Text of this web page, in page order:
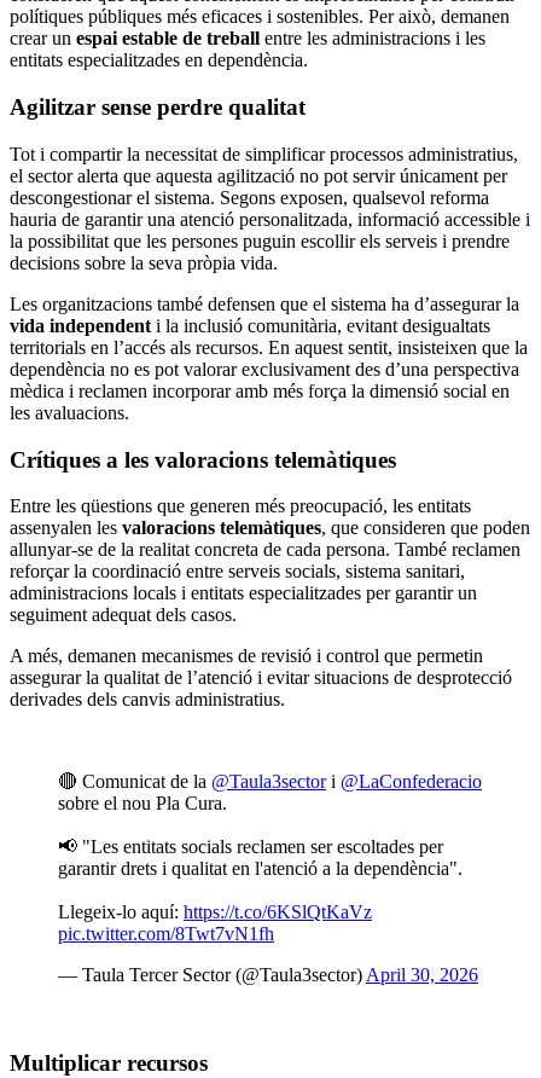
polítiques públiques més eficaces i sostenibles. Per això, demanen
crear un espai estable de treball entre les administracions i les
entitats especialitzades en dependència.
Agilitzar sense perdre qualitat
Tot i compartir la necessitat de simplificar processos administratius,
el sector alerta que aquesta agilització no pot servir únicament per
descongestionar el sistema. Segons exposen, qualsevol reforma
hauria de garantir una atenció personalitzada, informació accessible i
la possibilitat que les persones puguin escollir els serveis i prendre
decisions sobre la seva pròpia vida.
Les organitzacions també defensen que el sistema ha d’assegurar la
vida independent i la inclusió comunitària, evitant desigualtats
territorials en l’accés als recursos. En aquest sentit, insisteixen que la
dependència no es pot valorar exclusivament des d’una perspectiva
mèdica i reclamen incorporar amb més força la dimensió social en
les avaluacions.
Crítiques a les valoracions telemàtiques
Entre les qüestions que generen més preocupació, les entitats
assenyalen les valoracions telemàtiques, que consideren que poden
allunyar-se de la realitat concreta de cada persona. També reclamen
reforçar la coordinació entre serveis socials, sistema sanitari,
administracions locals i entitats especialitzades per garantir un
seguiment adequat dels casos.
A més, demanen mecanismes de revisió i control que permetin
assegurar la qualitat de l’atenció i evitar situacions de desprotecció
derivades dels canvis administratius.
🔴 Comunicat de la @Taula3sectori @LaConfederacio
sobre el nou Pla Cura.
📢 "Les entitats socials reclamen ser escoltades per
garantir drets i qualitat en l'atenció a la dependència".
Llegeix-lo aquí: https://t.co/6KSlQtKaVz
pic.twitter.com/8Twt7vN1fh
— Taula Tercer Sector (@Taula3sector) April 30, 2026
Multiplicar recursos